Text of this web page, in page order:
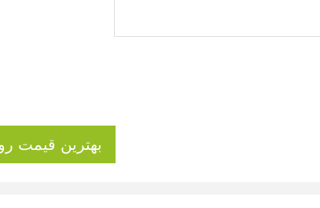
بهترین قیمت